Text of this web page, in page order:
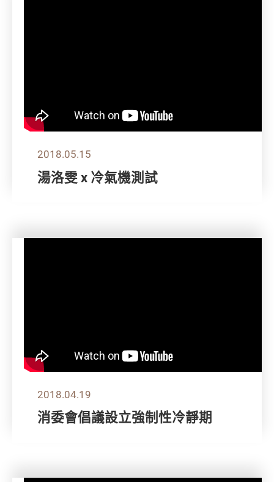
2018.05.15
湯洛雯 x 冷氣機測試
2018.04.19
消委會倡議設立強制性冷靜期